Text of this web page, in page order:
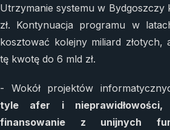
Utrzymanie systemu w Bydgoszczy
zł. Kontynuacja programu w
kosztować kolejny miliard złotych,
tę kwotę do 6 mld zł.
- Wokół projektów
tyle afer i nieprawidłowości,
finansowanie z unijnych